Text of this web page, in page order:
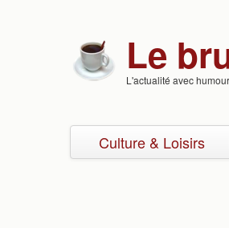
Le
L'actualité avec
Culture & Loisirs